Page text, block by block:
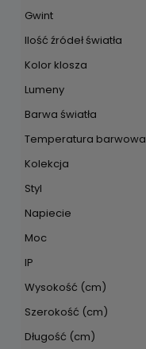
Gwint
Ilość źródeł światła
Kolor klosza
Lumeny
Barwa światła
Temperatura barwowa
Kolekcja
Styl
Napiecie
Moc
IP
Wysokość (cm)
Szerokość (cm)
Długość (cm)